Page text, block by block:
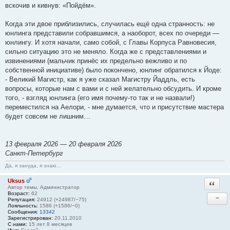
вскочив и кивнув: «Пойдём».
Когда эти двое приблизились, случилась ещё одна странность: не
юнлинга представили собравшимся, а наоборот, всех по очереди —
юнлингу. И хотя начали, само собой, с Главы Корпуса Равновесия,
сильно ситуацию это не меняло. Когда же с представлениями и
извинениями (мальчик принёс их предельно вежливо и по
собственной инициативе) было покончено, юнлинг обратился к Йоде:
- Великий Магистр, как я уже сказал Магистру Йаддль, есть
вопросы, которые нам с вами и с ней желательно обсудить. И кроме
того, - взгляд юнлинга (его имя почему-то так и не назвали!)
переместился на Аелори, - мне думается, что и присутствие мастера
будет совсем не лишним…
13 февраля 2026 — 20 февраля 2026
Санкт-Петербург
Да, я зануда, я знаю...
Uksus
Автор темы, Администратор
Возраст: 62
Репутация: 24912 (+24987/−75)
Лояльность: 1586 (+1586/−0)
Сообщения: 13342
Зарегистрирован: 20.11.2010
С нами: 15 лет 8 месяцев
−